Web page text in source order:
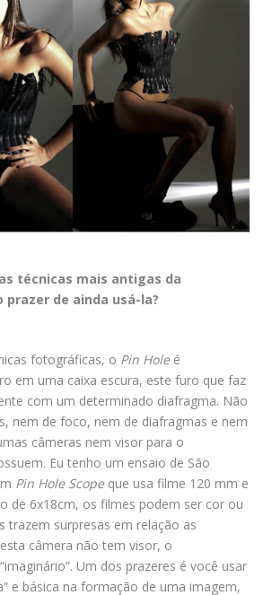
técnicas mais antigas da
de ainda usá-la?
fotográficas, o Pin Holeé
em uma caixa escura, este furo que faz
com um determinado diafragma. Não
nem de foco, nem de diafragmas e nem
câmeras nem visor para o
Eu tenho um ensaio de São
Pin Hole Scopeque usa filme 120 mm e
de 6x18cm, os filmes podem ser cor ou
trazem surpresas em relação as
câmera não tem visor, o
Um dos prazeres é você usar
e básica na formação de uma imagem,